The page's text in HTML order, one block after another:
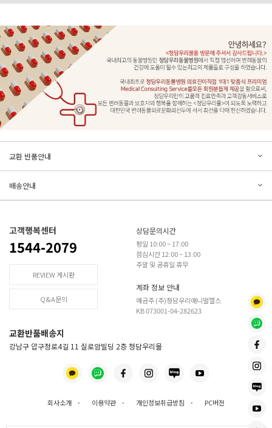
교환 반품안내
배송안내
고객행복센터
1544-2079
REVIEW 게시판
Q&A문의
상담문의시간
평일 10:00 ~ 17:00
점심시간 12:00 ~ 13:00
주말 및 공휴일 휴무
계좌 정보 안내
예금주 (주)청담우리애니멀헬스
KB 073001-04-282623
교환반품배송지
강남구 압구정로4길 11 실로암빌딩 2층 청담우리몰
회사소개 · 이용약관 · 개인정보취급방침 · PC버전